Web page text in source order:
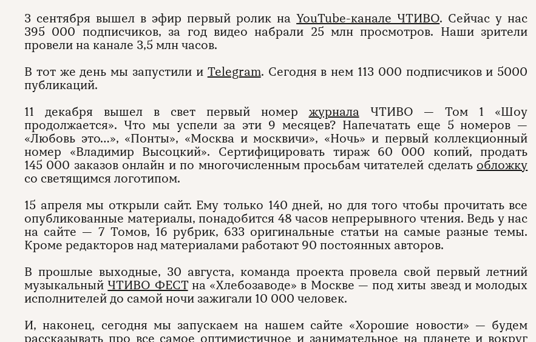
3 сентября вышел в эфир первый ролик наYouTube-канале ЧТИВО. Сейчас у нас
395 000 подписчиков, за год видео набрали 25 млн просмотров. Наши зрители
провели на канале 3,5 млн часов.
В тот же день мы запустили и Telegram. Сегодня в нем 113 000 подписчиков и 5000
публикаций.
11 декабря вышел в свет первый номер журналаЧТИВО — Том 1 «Шоу
продолжается». Что мы успели за эти 9 месяцев? Напечатать еще 5 номеров —
«Любовь это…», «Понты», «Москва и москвичи», «Ночь» и первый коллекционный
номер «Владимир Высоцкий». Сертифицировать тираж 60 000 копий, продать
145 000 заказов онлайн и по многочисленным просьбам читателей сделать обложку
со светящимся логотипом.
15 апреля мы открыли сайт. Ему только 140 дней, но для того чтобы прочитать все
опубликованные материалы, понадобится 48 часов непрерывного чтения. Ведь у нас
на сайте — 7 Томов, 16 рубрик, 633 оригинальные статьи на самые разные темы.
Кроме редакторов над материалами работают 90 постоянных авторов.
В прошлые выходные, 30 августа, команда проекта провела свой первый летний
музыкальныйЧТИВО ФЕСТна «Хлебозаводе» в Москве — под хиты звезд и молодых
исполнителей до самой ночи зажигали 10 000 человек.
И, наконец, сегодня мы запускаем на нашем сайте «Хорошие новости» — будем
рассказывать про все самое оптимистичное и занимательное на планете и вокруг
О проекте
Команда
Авторы
YouTube
Telegram
Рекламодателям